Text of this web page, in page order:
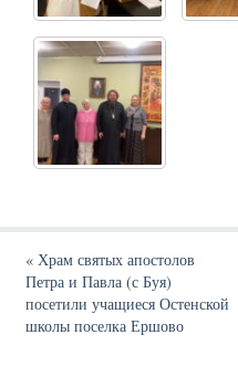
«Храм святых апостолов
Петра и Павла (с Буя)
посетили учащиеся Остенской
школы поселка Ершово